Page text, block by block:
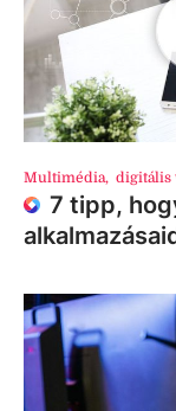
Multimédia, digitális
7 tipp,